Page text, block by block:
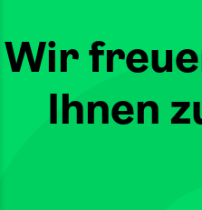
Wir
Ihnen